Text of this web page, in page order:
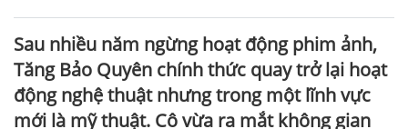
Sau nhiều năm ngừng hoạt động phim ảnh,
Tăng Bảo Quyên chính thức quay trở lại hoạt
động nghệ thuật nhưng trong một lĩnh vực
mới là mỹ thuật. Cô vừa ra mắt không gian